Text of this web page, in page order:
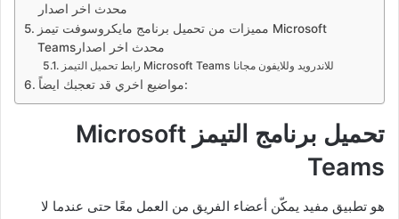
محدث اخر اصدار
مميزات من تحميل برنامج مايكروسوفت تيمز Microsoft
Teams‏ محدث اخر اصدار
رابط تحميل التيمز Microsoft Teams للاندرويد وللايفون مجانا
مواضيع اخري قد تعجبك ايضاً:
تحميل برنامج التيمز Microsoft
Teams
هو تطبيق مفيد يمكّن أعضاء الفريق من العمل معًا حتى عندما لا